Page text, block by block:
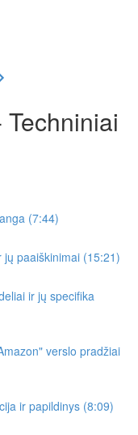
(7:44)
paaiškinimai (15:21)
ir jų specifika
verslo pradžiai
ir papildinys (8:09)